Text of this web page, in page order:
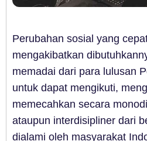
Perubahan sosial yang
mengakibatkan
memadai dari para lulusan
untuk dapat mengikuti,
memecahkan secara
ataupun interdisipliner dari
dialami oleh masyarakat